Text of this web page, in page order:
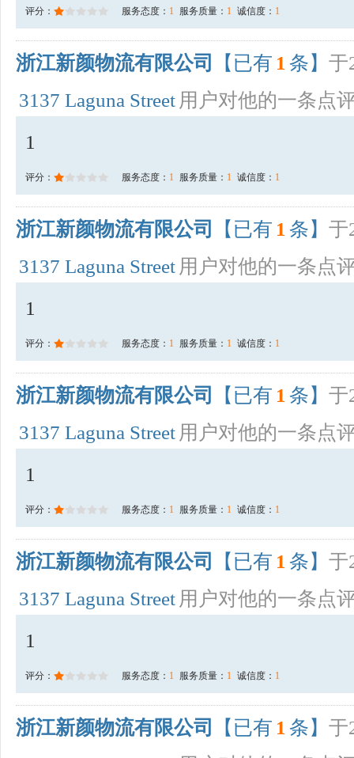
评分： 服务态度： 1 服务质量： 1 诚信度： 1
浙江新颜物流有限公司 【已有 1 条】 于
3137 Laguna Street 用户对他的一条点
1
评分： 服务态度： 1 服务质量： 1 诚信度： 1
浙江新颜物流有限公司 【已有 1 条】 于
3137 Laguna Street 用户对他的一条点
1
评分： 服务态度： 1 服务质量： 1 诚信度： 1
浙江新颜物流有限公司 【已有 1 条】 于
3137 Laguna Street 用户对他的一条点
1
评分： 服务态度： 1 服务质量： 1 诚信度： 1
浙江新颜物流有限公司 【已有 1 条】 于
3137 Laguna Street 用户对他的一条点
1
评分： 服务态度： 1 服务质量： 1 诚信度： 1
浙江新颜物流有限公司 【已有 1 条】 于